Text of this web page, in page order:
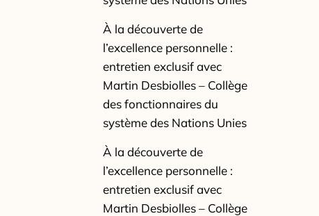
À la découverte de
l’excellence personnelle :
entretien exclusif avec
Martin Desbiolles – Collège
des fonctionnaires du
système des Nations Unies
À la découverte de
l’excellence personnelle :
entretien exclusif avec
Martin Desbiolles – Collège